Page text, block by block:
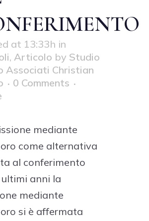
at 13:33h in
, Articolo by Studio
Associati Christian
0 Comments
mediante
come alternativa
al conferimento
anni la
mediante
si è affermata